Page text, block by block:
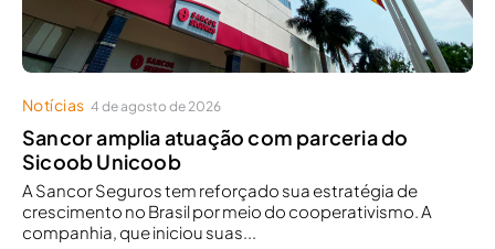
Notícias 4 de agosto de 2026
Sancor amplia atuação com parceria do
Sicoob Unicoob
A Sancor Seguros tem reforçado sua estratégia de
crescimento no Brasil por meio do cooperativismo. A
companhia, que iniciou suas...